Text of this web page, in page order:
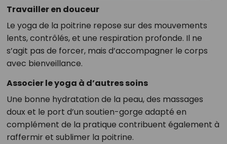
Travailler en douceur
Le yoga de la poitrine repose sur des mouvements
lents, contrôlés, et une respiration profonde. Il ne
s’agit pas de forcer, mais d’accompagner le corps
avec bienveillance.
Associer le yoga à d’autres soins
Une bonne hydratation de la peau, des massages
doux et le port d’un soutien-gorge adapté en
complément de la pratique contribuent également à
raffermir et sublimer la poitrine.